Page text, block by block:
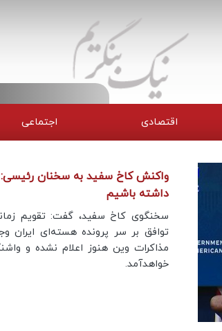
اقتصادی اجتماعی
واکنش کاخ سفید به سخنان رئیسی:
داشته باشیم
سخنگوی کاخ سفید، گفت: تقویم
توافق بر سر پرونده هسته‌ای ایران
مذاکرات وین هنوز اعلام نشده و
خواهدآمد.